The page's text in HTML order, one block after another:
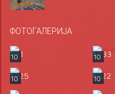
ФОТОГАЛЕРИЈА
10 10
10
10